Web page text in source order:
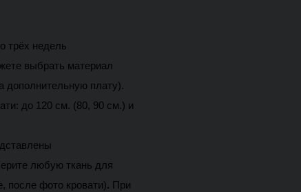
трёх недель
выбрать материал
дополнительную плату).
до 120 см. (80, 90 см.) и
любую ткань для
после фото кровати). При